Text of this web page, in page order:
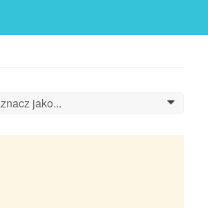
jako... 0